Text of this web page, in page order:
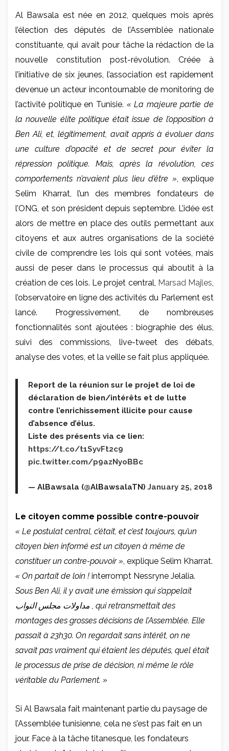
Al Bawsala est née en 2012, quelques mois après
l’élection des députés de l’Assemblée nationale
constituante, qui avait pour tâche la rédaction de la
nouvelle constitution post-révolution. Créée à
l’initiative de six jeunes, l’association est rapidement
devenue un acteur incontournable de monitoring de
l’activité politique en Tunisie. « La majeure partie de
la nouvelle élite politique était issue de l’opposition à
Ben Ali, et, légitimement, avait appris à évoluer dans
une culture d’opacité et de secret pour éviter la
répression politique. Mais, après la révolution, ces
comportements n’avaient plus lieu d’être », explique
Selim Kharrat, l’un des membres fondateurs de
l’ONG, et son président depuis septembre. L’idée est
alors de mettre en place des outils permettant aux
citoyens et aux autres organisations de la société
civile de comprendre les lois qui sont votées, mais
aussi de peser dans le processus qui aboutit à la
création de ces lois. Le projet central, Marsad Majles,
l’observatoire en ligne des activités du Parlement est
lancé. Progressivement, de nombreuses
fonctionnalités sont ajoutées : biographie des élus,
suivi des commissions, live-tweet des débats,
analyse des votes, et la veille se fait plus appliquée.
Report de la réunion sur le projet de loi de
déclaration de bien/intérêts et de lutte
contre l’enrichissement illicite pour cause
d’absence d’élus.
Liste des présents via ce lien:
https://t.co/t1SyvFt2c9
pic.twitter.com/p9azNyoBBc
— AlBawsala (@AlBawsalaTN) January 25, 2018
Le citoyen comme possible contre-pouvoir
« Le postulat central, c’était, et c’est toujours, qu’un
citoyen bien informé est un citoyen à même de
constituer un contre-pouvoir » , explique Selim Kharrat.
« On partait de loin ! interrompt Nessryne Jelalia.
Sous Ben Ali, il y avait une émission qui s’appelait
مداولات مجلس النواب , qui retransmettait des
montages des grosses décisions de l’Assemblée. Elle
passait à 23h30. On regardait sans intérêt, on ne
savait pas vraiment qui étaient les députés, quel était
le processus de prise de décision, ni même le rôle
véritable du Parlement. »
Si Al Bawsala fait maintenant partie du paysage de
l’Assemblée tunisienne, cela ne s’est pas fait en un
jour. Face à la tâche titanesque, les fondateurs